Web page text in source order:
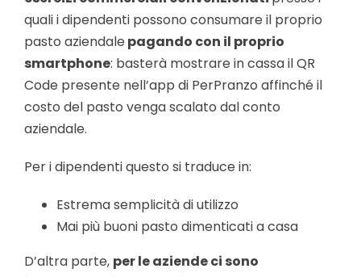
quali i dipendenti possono consumare il proprio
pasto aziendale pagando con il proprio
smartphone: basterà mostrare in cassa il QR
Code presente nell’app di PerPranzo affinché il
costo del pasto venga scalato dal conto
aziendale.
Per i dipendenti questo si traduce in:
Estrema semplicità di utilizzo
Mai più buoni pasto dimenticati a casa
D’altra parte, per le aziende ci sono